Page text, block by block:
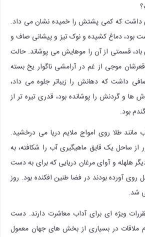
داشت که کمی پشتش را خمیده نشان می داد.
بود، دماغ کشیده و نوک تیز و پیشانی صاف و
قسمتی از آن را موهایش می پوشاند. حالت
موجی از غم در آرامشی ناگوار یخ بسته
داشت که دهانش را زیباتر جلوه می داد،
و گردنش را پوشانده بود، قدری تیره تر از
بود.
مانند طلا روی امواج ملایم دریا می درخشید.
از ساحل یک قایق ماهیگیری آب را شکافته، به
هلهله و آوای مرغان دریایی که برای به دست
آورده بودند در فضا طنین افکنده بود. روز
شد.
ویژه ای برای آداب معاشرت دارند. دست
ملاقات در بسیاری از بخش های جهان معمول